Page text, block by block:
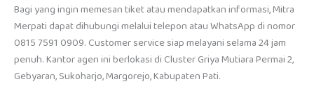
Bagi yang ingin memesan tiket atau mendapatkan informasi, Mitra
Merpati dapat dihubungi melalui telepon atau WhatsApp di nomor
0815 7591 0909. Customer service siap melayani selama 24 jam
penuh. Kantor agen ini berlokasi di Cluster Griya Mutiara Permai 2,
Gebyaran, Sukoharjo, Margorejo, Kabupaten Pati.